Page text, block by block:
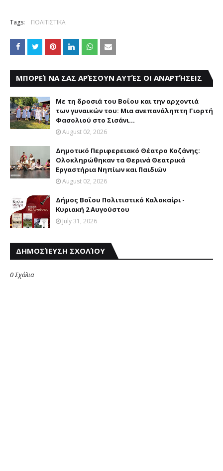
Tags: ΠΟΛΙΤΙΣΤΙΚΑ
ΜΠΟΡΕΊ ΝΑ ΣΑΣ ΑΡΈΣΟΥΝ ΑΥΤΈΣ ΟΙ ΑΝΑΡΤΉΣΕΙΣ
Με τη δροσιά του Βοΐου και την αρχοντιά
των γυναικών του: Μια ανεπανάληπτη Γιορτή
Φασολιού στο Σισάνι...
August 02, 2026
Δημοτικό Περιφερειακό Θέατρο Κοζάνης:
Ολοκληρώθηκαν τα Θερινά Θεατρικά
Εργαστήρια Νηπίων και Παιδιών
August 02, 2026
Δήμος Βοΐου Πολιτιστικό Καλοκαίρι -
Κυριακή 2 Αυγούστου
July 31, 2026
ΔΗΜΟΣΊΕΥΣΗ ΣΧΟΛΊΟΥ
0 Σχόλια